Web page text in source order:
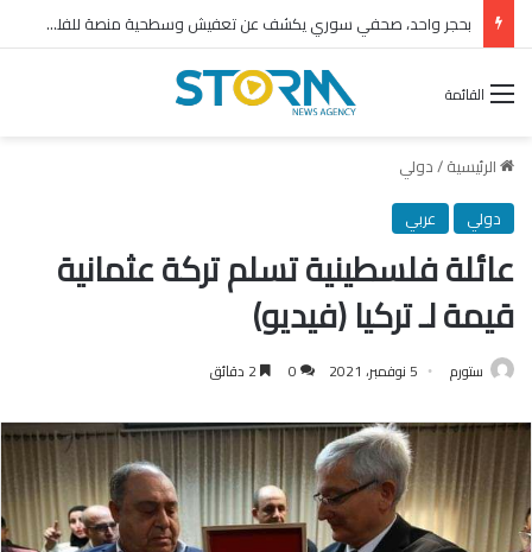
برامج رعاية كبار السن وحمايتهم من التهميش ضرورة إنسانية واجتماعية
القائمة
الرئيسية/دولي
دولي
عربي
عائلة فلسطينية تسلم تركة عثمانية
قيمة لـ تركيا (فيديو)
ستورم 5 نوفمبر، 2021 0